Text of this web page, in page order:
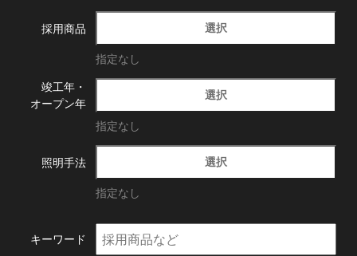
採用商品 選択
指定なし
竣工年・
オープン年
選択
指定なし
照明手法 選択
指定なし
キーワード